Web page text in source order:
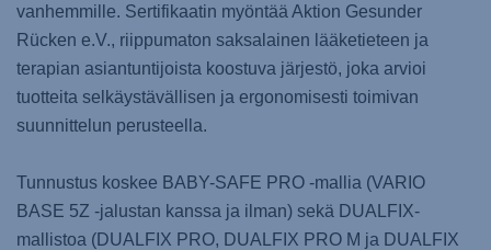
vanhemmille. Sertifikaatin myöntää Aktion Gesunder
Rücken e.V., riippumaton saksalainen lääketieteen ja
terapian asiantuntijoista koostuva järjestö, joka arvioi
tuotteita selkäystävällisen ja ergonomisesti toimivan
suunnittelun perusteella.
Tunnustus koskee BABY-SAFE PRO -mallia (VARIO
BASE 5Z -jalustan kanssa ja ilman) sekä DUALFIX-
mallistoa (DUALFIX PRO, DUALFIX PRO M ja DUALFIX